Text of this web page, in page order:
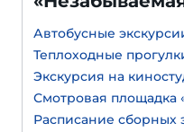
Автобусные
Теплоходные
Экскурсия на
Смотровая площадка
Расписание сборных